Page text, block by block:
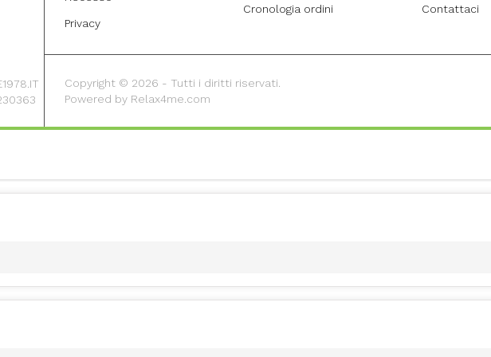
Privacy
Cronologia ordini Contattaci
Copyright © 2026 - Tutti i diritti riservati.
Powered by Relax4me.com